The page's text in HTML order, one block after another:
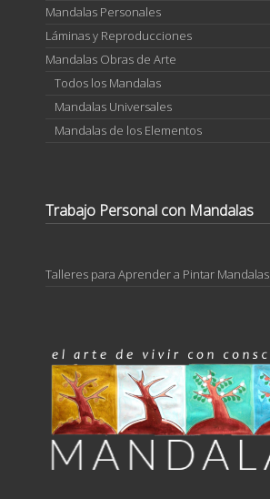
Mandalas Personales
Láminas y Reproducciones
Mandalas Obras de Arte
Todos los Mandalas
Mandalas Universales
Mandalas de los Elementos
Trabajo Personal con Mandalas
Talleres para Aprender a Pintar Mandalas